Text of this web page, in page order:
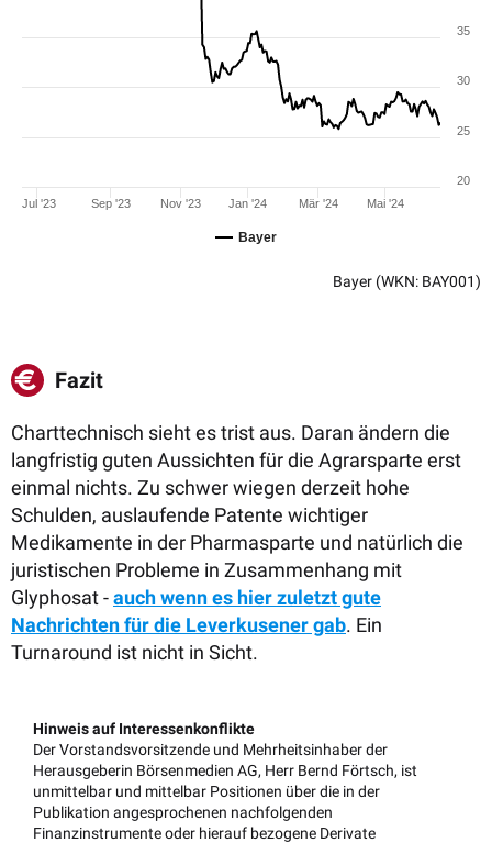
Bayer
Jul '23 Sep '23 Nov '23 Jan '24 Mär '24 Mai '24
20
25
30
35
Bayer (WKN: BAY001)
Fazit
Charttechnisch sieht es trist aus. Daran ändern die
langfristig guten Aussichten für die Agrarsparte erst
einmal nichts. Zu schwer wiegen derzeit hohe
Schulden, auslaufende Patente wichtiger
Medikamente in der Pharmasparte und natürlich die
juristischen Probleme in Zusammenhang mit
Glyphosat -auch wenn es hier zuletzt gute
Nachrichten für die Leverkusener gab. Ein
Turnaround ist nicht in Sicht.
Hinweis auf Interessenkonflikte
Der Vorstandsvorsitzende und Mehrheitsinhaber der
Herausgeberin Börsenmedien AG, Herr Bernd Förtsch, ist
unmittelbar und mittelbar Positionen über die in der
Publikation angesprochenen nachfolgenden
Finanzinstrumente oder hierauf bezogene Derivate